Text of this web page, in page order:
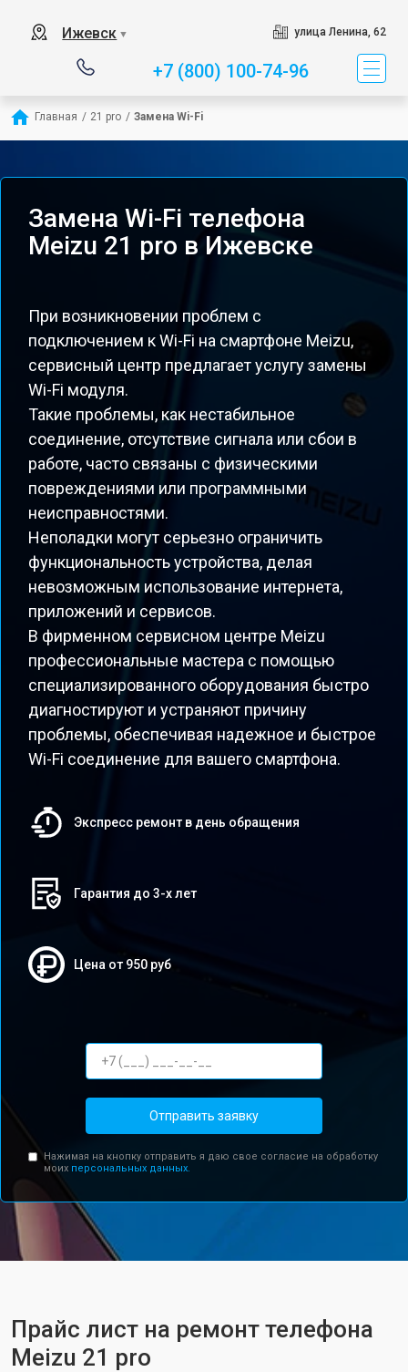
Ижевск ▼ улица Ленина, 62
+7 (800) 100-74-96
Главная / 21 pro / Замена Wi-Fi
Замена Wi-Fi телефона
Meizu 21 pro в Ижевске
При возникновении проблем с
подключением к Wi-Fi на смартфоне Meizu,
сервисный центр предлагает услугу замены
Wi-Fi модуля.
Такие проблемы, как нестабильное
соединение, отсутствие сигнала или сбои в
работе, часто связаны с физическими
повреждениями или программными
неисправностями.
Неполадки могут серьезно ограничить
функциональность устройства, делая
невозможным использование интернета,
приложений и сервисов.
В фирменном сервисном центре Meizu
профессиональные мастера с помощью
специализированного оборудования быстро
диагностируют и устраняют причину
проблемы, обеспечивая надежное и быстрое
Wi-Fi соединение для вашего смартфона.
Экспресс ремонт в день обращения
Гарантия до 3-х лет
Цена от 950 руб
Отправить заявку
Нажимая на кнопку отправить я даю свое согласие на обработку
моих персональных данных.
Прайс лист на ремонт телефона
Meizu 21 pro